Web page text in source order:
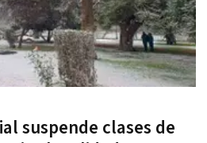
suspende clases de